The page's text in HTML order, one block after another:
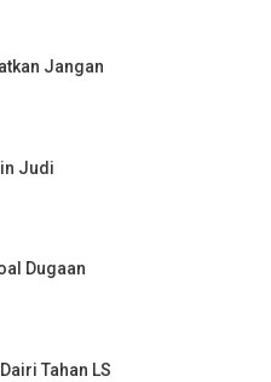
Jangan
Judi
Dugaan
Tahan LS